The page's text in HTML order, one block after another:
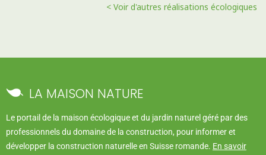
< Voir d'autres réalisations écologiques
LA MAISON NATURE
Le portail de la maison écologique et du jardin naturel géré par des
professionnels du domaine de la construction, pour informer et
développer la construction naturelle en Suisse romande. En savoir